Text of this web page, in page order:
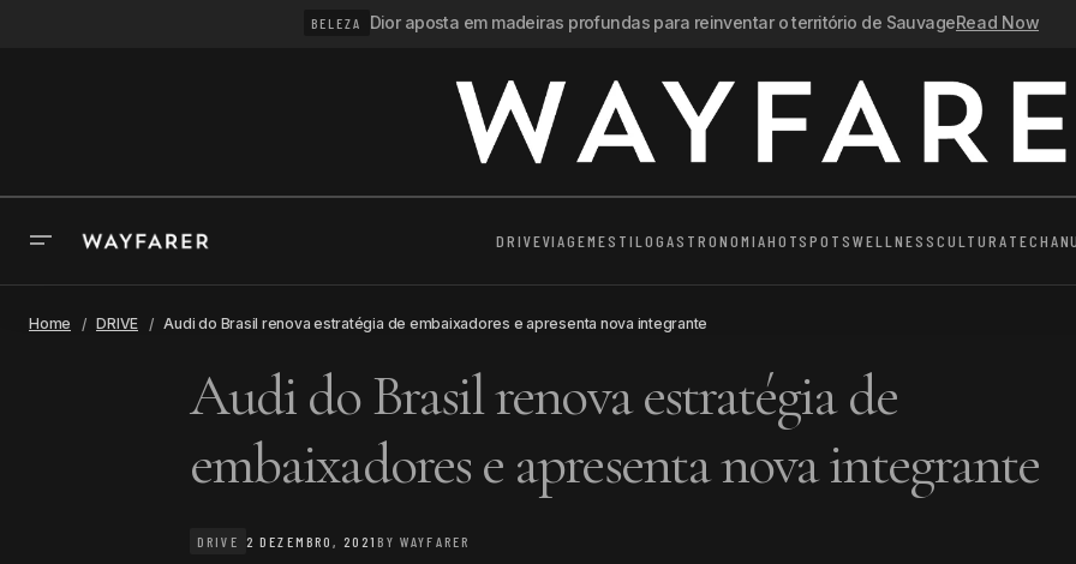
BELEZA Dior aposta em madeiras profundas para reinventar o território de SauvageRead Now
DRIVEVIAGEMESTILOGASTRONOMIAHOTSPOTSWELLNESSCULTURATECH
Home DRIVE Audi do Brasil renova estratégia de embaixadores e apresenta nova integrante
Audi do Brasil renova estratégia de
embaixadores e apresenta nova integrante
DRIVE 2 DEZEMBRO, 2021BY WAYFARER